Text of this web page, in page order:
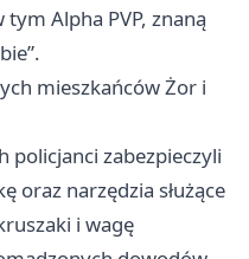
Alpha PVP, znaną
mieszkańców Żor i
policjanci zabezpieczyli
oraz narzędzia służące
i wagę